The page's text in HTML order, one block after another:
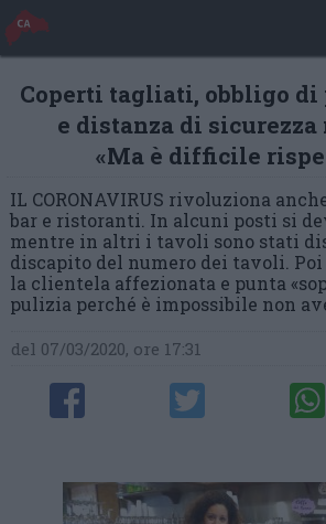
Coperti tagliati, obbligo di
e distanza di
«Ma è difficile
IL CORONAVIRUS rivoluziona
bar e ristoranti. In alcuni posti si
mentre in altri i tavoli sono stati
discapito del numero dei tavoli.
la clientela affezionata e punta
pulizia perché è impossibile non
del 07/03/2020, ore 17:31